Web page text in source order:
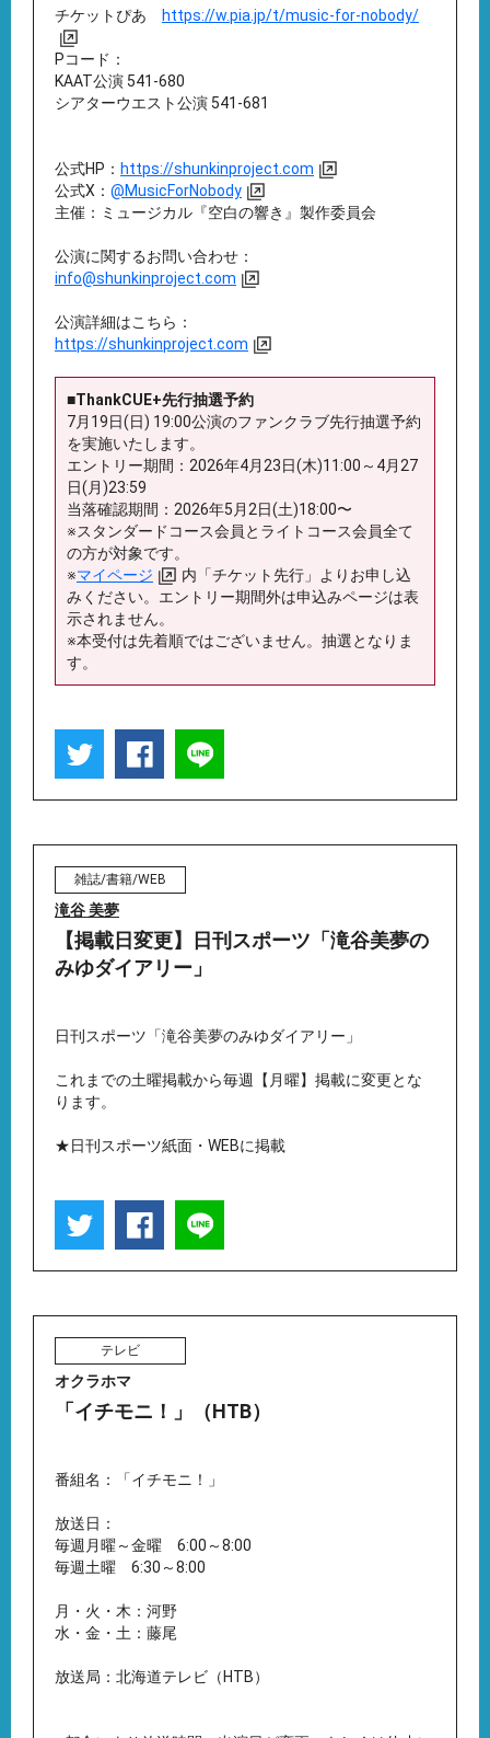
チケットぴあ https://w.pia.jp/t/music-for-nobody/
Pコード：
KAAT公演 541-680
シアターウエスト公演 541-681
公式HP： https://shunkinproject.com
公式X： @MusicForNobody
主催：ミュージカル『空白の響き』製作委員会
公演に関するお問い合わせ：
info@shunkinproject.com
公演詳細はこちら：
https://shunkinproject.com
■ThankCUE+先行抽選予約
7月19日(日) 19:00公演のファンクラブ先行抽選予約
を実施いたします。
エントリー期間：2026年4月23日(木)11:00～4月27
日(月)23:59
当落確認期間：2026年5月2日(土)18:00〜
※スタンダードコース会員とライトコース会員全て
の方が対象です。
※マイページ
内「チケット先行」よりお申し込
みください。エントリー期間外は申込みページは表
示されません。
※本受付は先着順ではございません。抽選となりま
す。
雑誌/書籍/WEB
滝谷 美夢
【掲載日変更】日刊スポーツ「滝谷美夢の
みゆダイアリー」
日刊スポーツ「滝谷美夢のみゆダイアリー」
これまでの土曜掲載から毎週【月曜】掲載に変更とな
ります。
★日刊スポーツ紙面・WEBに掲載
テレビ
オクラホマ
「イチモニ！」（HTB）
番組名：「イチモニ！」
放送日：
毎週月曜～金曜 6:00～8:00
毎週土曜 6:30～8:00
月・火・木：河野
水・金・土：藤尾
放送局：北海道テレビ（HTB）